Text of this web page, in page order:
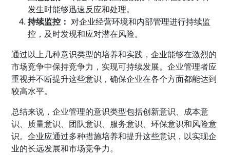
发生时能够迅速反应和处理。
持续监控： 对企业经营环境和内部管理进行持续监
控，及时发现和应对潜在风险。
通过以上几种意识类型的培养和实践，企业能够在激烈的
市场竞争中保持竞争力，实现可持续发展。企业管理者应
重视并不断提升这些意识，确保企业在各个方面都能达到
较高水平。
总结来说，企业管理的意识类型包括创新意识、成本意
识、质量意识、团队意识、服务意识、环保意识和风险意
识。企业应通过多种措施培养和提升这些意识，以实现企
业的长远发展和市场竞争力。